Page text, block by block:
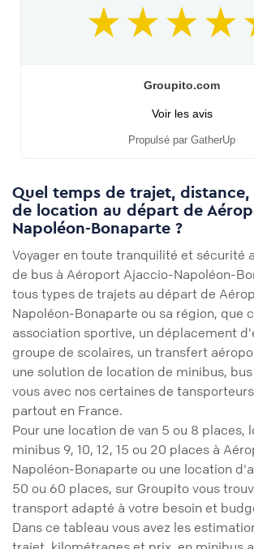
Groupito.com
Voir les avis
Propulsé par GatherUp
Quel temps de trajet,
de location au départ de
Napoléon-Bonaparte ?
Voyager en toute tranquilité et sécurité
de bus à Aéroport Ajaccio-Napoléon-
tous types de trajets au départ de
Napoléon-Bonaparte ou sa région, que
association sportive, un déplacement
groupe de scolaires, un transfert
une solution de location de minibus,
vous avec nos certaines de
partout en France.
Pour une location de van 5 ou 8 places,
minibus 9, 10, 12, 15 ou 20 places à
Napoléon-Bonaparte ou une location
50 ou 60 places, sur Groupito vous
transport adapté à votre besoin et
Dans ce tableau vous avez les